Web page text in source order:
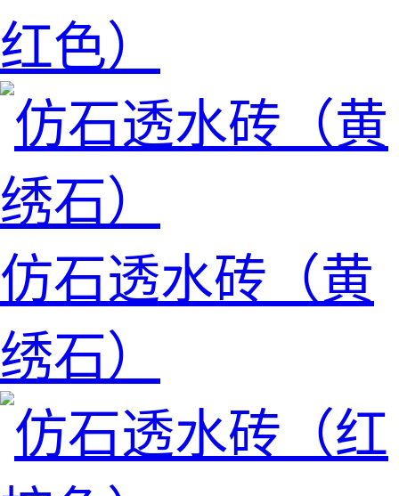
红色）
仿石透水砖（黄
绣石）